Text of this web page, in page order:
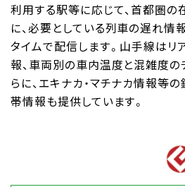
利用する駅等に応じて、首都圏
に、必要としている列車の遅れ情
タイムで配信します。山手線はリ
報、車両別の車内温度と混雑度の
らに、エキナカ・マチナカ情報等
帯情報も提供しています。